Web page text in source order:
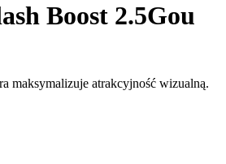
Boost 2.5Gou
maksymalizuje atrakcyjność wizualną.